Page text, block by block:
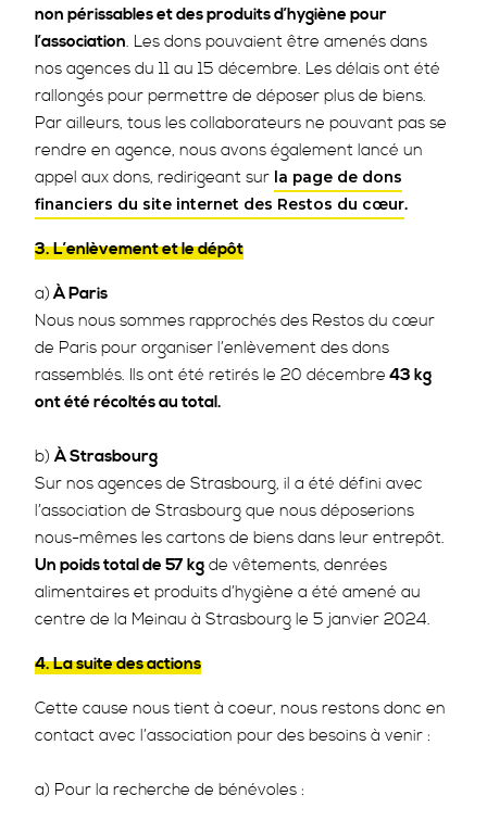
non périssables et des produits d’hygiène pour
l’association. Les dons pouvaient être amenés dans
nos agences du 11 au 15 décembre. Les délais ont été
rallongés pour permettre de déposer plus de biens.
Par ailleurs, tous les collaborateurs ne pouvant pas se
rendre en agence, nous avons également lancé un
appel aux dons, redirigeant sur la page de dons
financiers du site internet des Restos du cœur.
3. L’enlèvement et le dépôt
a)À Paris
Nous nous sommes rapprochés des Restos du cœur
de Paris pour organiser l’enlèvement des dons
rassemblés. Ils ont été retirés le 20 décembre 43 kg
ont été récoltés au total.
b)À Strasbourg
Sur nos agences de Strasbourg, il a été défini avec
l’association de Strasbourg que nous déposerions
nous-mêmes les cartons de biens dans leur entrepôt.
Un poids total de 57 kg de vêtements, denrées
alimentaires et produits d’hygiène a été amené au
centre de la Meinau à Strasbourg le 5 janvier 2024.
4. La suite des actions
Cette cause nous tient à coeur, nous restons donc en
contact avec l’association pour des besoins à venir :
a) Pour la recherche de bénévoles :